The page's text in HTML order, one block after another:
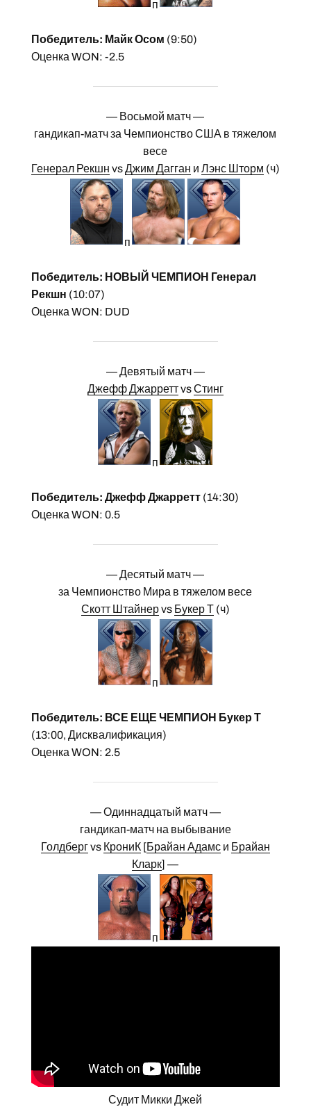
п
Победитель: Майк Осом (9:50)
Оценка WON: -2.5
— Восьмой матч —
гандикап-матч за Чемпионство США в тяжелом
весе
Генерал Рекшн vsДжим Дагган и Лэнс Шторм (ч)
п
Победитель: НОВЫЙ ЧЕМПИОН Генерал
Рекшн (10:07)
Оценка WON: DUD
— Девятый матч —
Джефф ДжарреттvsСтинг
п
Победитель: Джефф Джарретт(14:30)
Оценка WON: 0.5
— Десятый матч —
за Чемпионство Мира в тяжелом весе
Скотт Штайнерvs Букер Т(ч)
п
Победитель: ВСЕ ЕЩЕ ЧЕМПИОН Букер Т
(13:00, Дисквалификация)
Оценка WON: 2.5
— Одиннадцатый матч —
гандикап-матч на выбывание
Голдбергvs КрониК[Брайан Адамси Брайан
Кларк] —
п
Судит Микки Джей